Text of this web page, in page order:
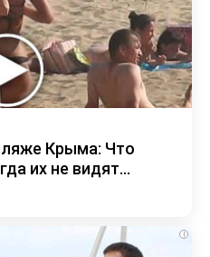
Крыма: Что
их не видят...
i